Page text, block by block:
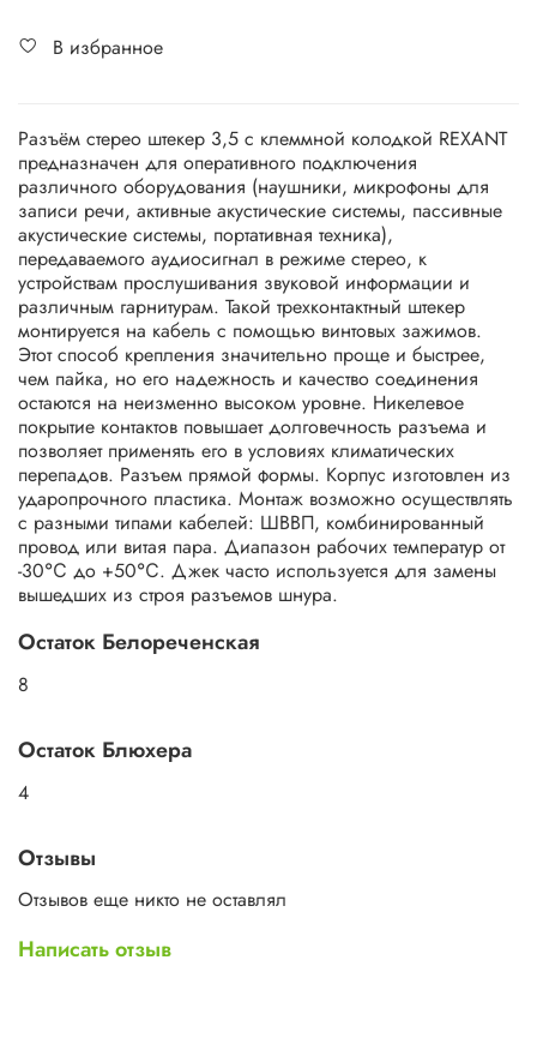
В избранное
Разъём стерео штекер 3,5 с клеммной колодкой REXANT
предназначен для оперативного подключения
различного оборудования (наушники, микрофоны для
записи речи, активные акустические системы, пассивные
акустические системы, портативная техника),
передаваемого аудиосигнал в режиме стерео, к
устройствам прослушивания звуковой информации и
различным гарнитурам. Такой трехконтактный штекер
монтируется на кабель с помощью винтовых зажимов.
Этот способ крепления значительно проще и быстрее,
чем пайка, но его надежность и качество соединения
остаются на неизменно высоком уровне. Никелевое
покрытие контактов повышает долговечность разъема и
позволяет применять его в условиях климатических
перепадов. Разъем прямой формы. Корпус изготовлен из
ударопрочного пластика. Монтаж возможно осуществлять
с разными типами кабелей: ШВВП, комбинированный
провод или витая пара. Диапазон рабочих температур от
-30℃ до +50℃. Джек часто используется для замены
вышедших из строя разъемов шнура.
Остаток Белореченская
8
Остаток Блюхера
4
Отзывы
Отзывов еще никто не оставлял
Написать отзыв